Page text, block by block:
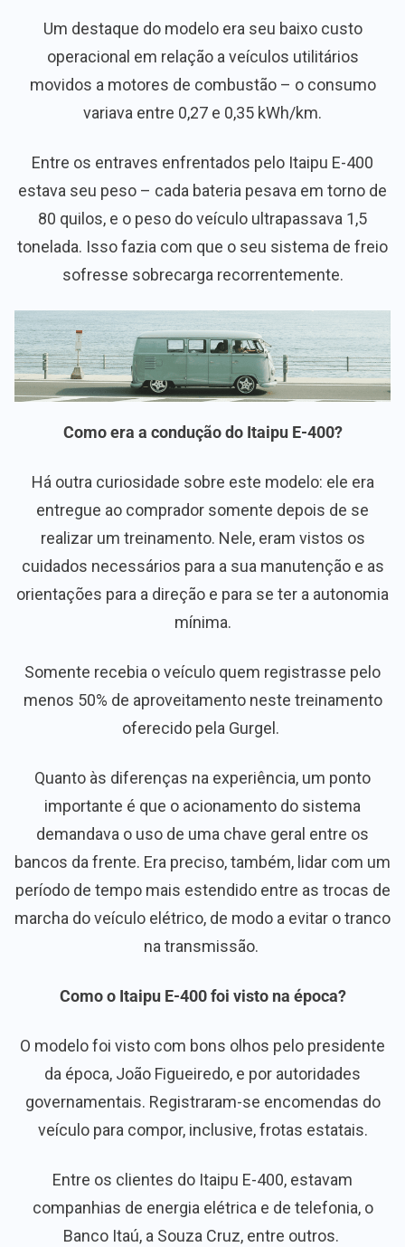
Um destaque do modelo era seu baixo custo
operacional em relação a veículos utilitários
movidos a motores de combustão – o consumo
variava entre 0,27 e 0,35 kWh/km.
Entre os entraves enfrentados pelo Itaipu E-400
estava seu peso – cada bateria pesava em torno de
80 quilos, e o peso do veículo ultrapassava 1,5
tonelada. Isso fazia com que o seu sistema de freio
sofresse sobrecarga recorrentemente.
Como era a condução do Itaipu E-400?
Há outra curiosidade sobre este modelo: ele era
entregue ao comprador somente depois de se
realizar um treinamento. Nele, eram vistos os
cuidados necessários para a sua manutenção e as
orientações para a direção e para se ter a autonomia
mínima.
Somente recebia o veículo quem registrasse pelo
menos 50% de aproveitamento neste treinamento
oferecido pela Gurgel.
Quanto às diferenças na experiência, um ponto
importante é que o acionamento do sistema
demandava o uso de uma chave geral entre os
bancos da frente. Era preciso, também, lidar com um
período de tempo mais estendido entre as trocas de
marcha do veículo elétrico, de modo a evitar o tranco
na transmissão.
Como o Itaipu E-400 foi visto na época?
O modelo foi visto com bons olhos pelo presidente
da época, João Figueiredo, e por autoridades
governamentais. Registraram-se encomendas do
veículo para compor, inclusive, frotas estatais.
Entre os clientes do Itaipu E-400, estavam
companhias de energia elétrica e de telefonia, o
Banco Itaú, a Souza Cruz, entre outros.